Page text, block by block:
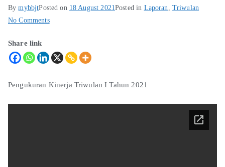
BymybbjtPosted on 18 August 2021 Posted in Laporan
Triwulan
No Comments
Share link
Pengukuran Kinerja Triwulan I Tahun 2021